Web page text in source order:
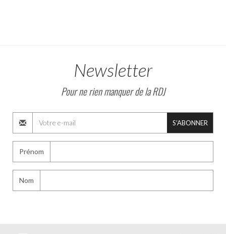
Newsletter
Pour ne rien manquer de la RDJ
S'ABONNER
Prénom
Nom